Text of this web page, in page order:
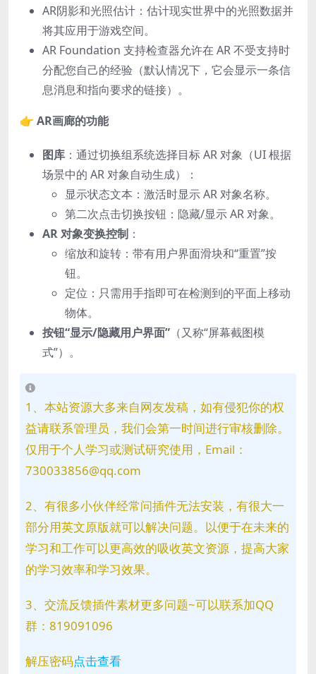
AR阴影和光照估计 ：估计现实世界中的光照数据并
将其应用于游戏空间。
AR Foundation 支持检查器允许在 AR 不受支持时
分配您自己的经验（默认情况下，它会显示一条信
息消息和指向要求的链接）。
👉 AR画廊的功能
图库 ：通过切换组系统选择目标 AR 对象（UI 根据
场景中的 AR 对象自动生成）：
显示状态文本：激活时显示 AR 对象名称。
第二次点击切换按钮：隐藏/显示 AR 对象。
AR 对象变换控制 ：
缩放和旋转：带有用户界面滑块和“重置”按
钮。
定位：只需用手指即可在检测到的平面上移动
物体。
按钮“显示/隐藏用户界面” （又称“屏幕截图模
式”）。
1、本站资源大多来自网友发稿，如有侵犯你的权
益请联系管理员，我们会第一时间进行审核删除。
仅用于个人学习或测试研究使用，Email：
730033856@qq.com
2、有很多小伙伴经常问插件无法安装，有很大一
部分用英文原版就可以解决问题。以便于在未来的
学习和工作可以更高效的吸收英文资源，提高大家
的学习效率和学习效果。
3、交流反馈插件素材更多问题~可以联系加QQ
群：819091096
解压密码点击查看